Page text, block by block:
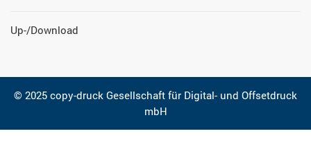
Up-/Download
© 2025 copy-druck Gesellschaft für Digital- und Offsetdruck
mbH